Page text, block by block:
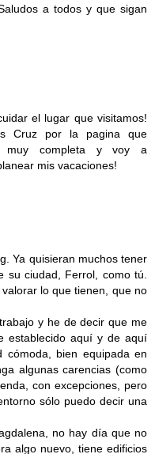
a todos y que sigan
el lugar que visitamos!
Cruz por la pagina que
muy completa y voy a
mis vacaciones!
Ya quisieran muchos tener
su ciudad, Ferrol, como tú.
lo que tienen, que no
y he de decir que me
establecido aquí y de aquí
cómoda, bien equipada en
algunas carencias (como
con excepciones, pero
sólo puedo decir una
no hay día que no
algo nuevo, tiene edificios